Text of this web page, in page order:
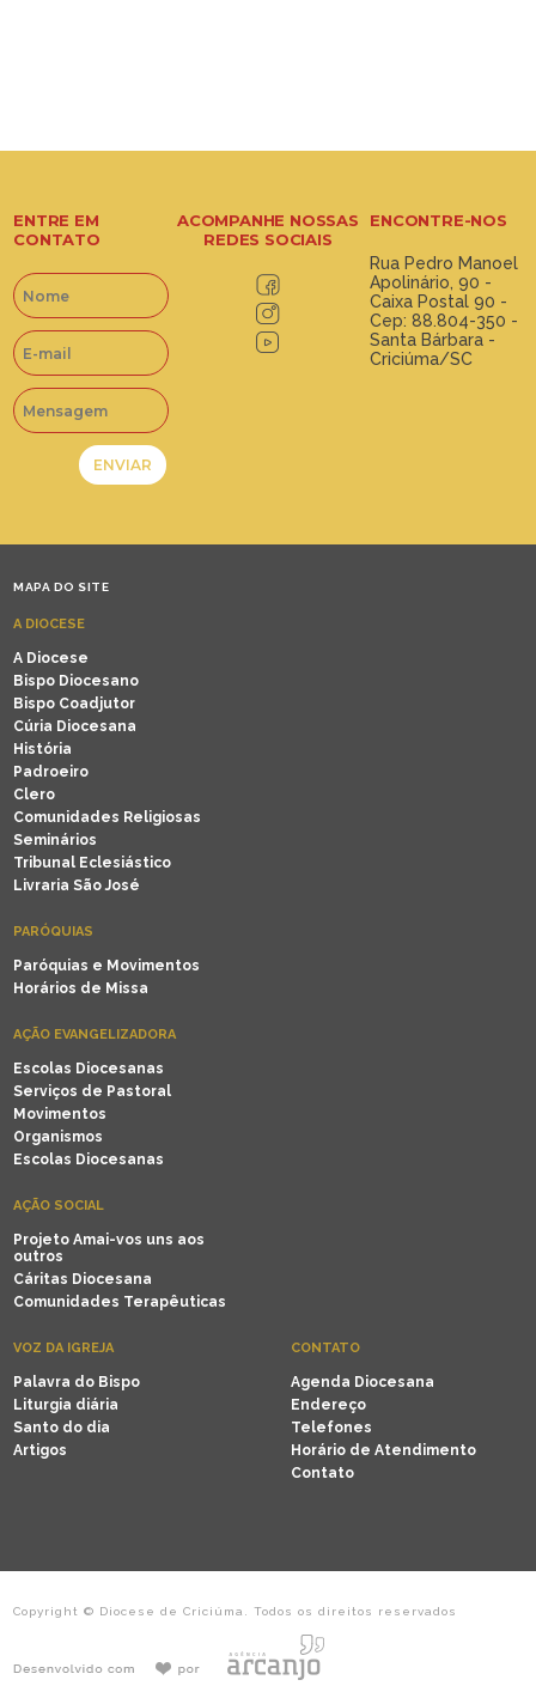
ENTRE EM
CONTATO
ACOMPANHE NOSSAS
REDES SOCIAIS
ENCONTRE-NOS
Rua Pedro Manoel
Apolinário, 90 -
Caixa Postal 90 -
Cep: 88.804-350 -
Santa Bárbara -
Criciúma/SC
MAPA DO SITE
A DIOCESE
A Diocese
Bispo Diocesano
Bispo Coadjutor
Cúria Diocesana
História
Padroeiro
Clero
Comunidades Religiosas
Seminários
Tribunal Eclesiástico
Livraria São José
PARÓQUIAS
Paróquias e Movimentos
Horários de Missa
AÇÃO EVANGELIZADORA
Escolas Diocesanas
Serviços de Pastoral
Movimentos
Organismos
Escolas Diocesanas
AÇÃO SOCIAL
Projeto Amai-vos uns aos
outros
Cáritas Diocesana
Comunidades Terapêuticas
VOZ DA IGREJA
Palavra do Bispo
Liturgia diária
Santo do dia
Artigos
CONTATO
Agenda Diocesana
Endereço
Telefones
Horário de Atendimento
Contato
Copyright © Diocese de Criciúma. Todos os direitos reservados